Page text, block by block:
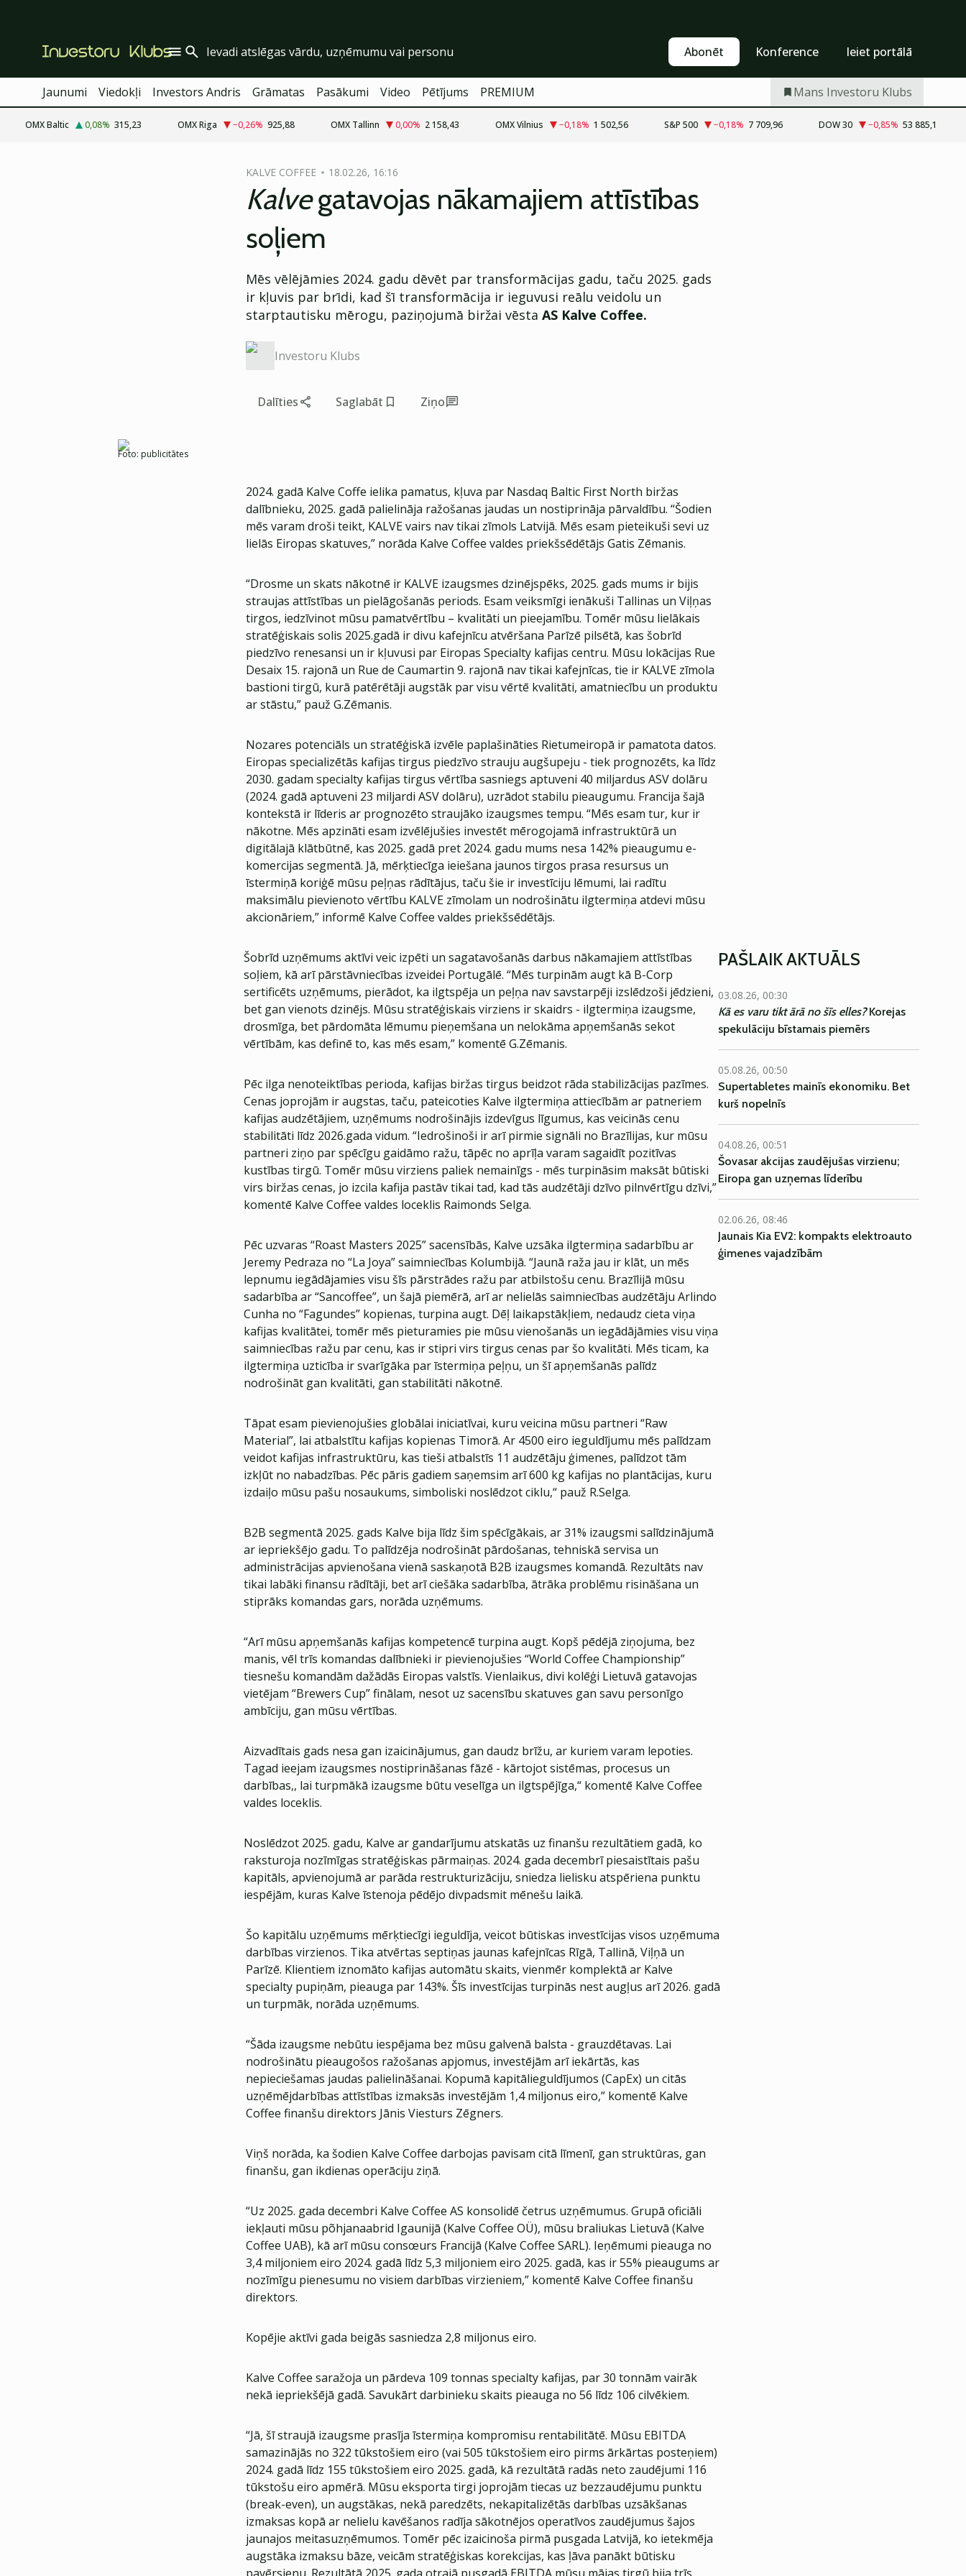
Abonēt Konference Ieiet portālā
Jaunumi Viedokļi Investors Andris Grāmatas Pasākumi Video Pētījums PREMIUM Mans Investoru Klubs
OMX Baltic 0,08% 315,23 OMX Riga −0,26% 925,88 OMX Tallinn 0,00% 2 158,43 OMX Vilnius −0,18% 1 502,56 S&P 500 −0,18% 7 709,96 DOW 30 −0,85% 53 885,1
KALVE COFFEE 18.02.26, 16:16
Kalvegatavojas nākamajiem attīstības
soļiem
Mēs vēlējāmies 2024. gadu dēvēt par transformācijas gadu, taču 2025. gads
ir kļuvis par brīdi, kad šī transformācija ir ieguvusi reālu veidolu un
starptautisku mērogu, paziņojumā biržai vēsta AS Kalve Coffee.
Investoru Klubs
Dalīties Saglabāt Ziņo
Foto: publicitātes
2024. gadā Kalve Coffe ielika pamatus, kļuva par Nasdaq Baltic First North biržas
dalībnieku, 2025. gadā palielināja ražošanas jaudas un nostiprināja pārvaldību. “Šodien
mēs varam droši teikt, KALVE vairs nav tikai zīmols Latvijā. Mēs esam pieteikuši sevi uz
lielās Eiropas skatuves,” norāda Kalve Coffee valdes priekšsēdētājs Gatis Zēmanis.
“Drosme un skats nākotnē ir KALVE izaugsmes dzinējspēks, 2025. gads mums ir bijis
straujas attīstības un pielāgošanās periods. Esam veiksmīgi ienākuši Tallinas un Viļņas
tirgos, iedzīvinot mūsu pamatvērtību – kvalitāti un pieejamību. Tomēr mūsu lielākais
stratēģiskais solis 2025.gadā ir divu kafejnīcu atvēršana Parīzē pilsētā, kas šobrīd
piedzīvo renesansi un ir kļuvusi par Eiropas Specialty kafijas centru. Mūsu lokācijas Rue
Desaix 15. rajonā un Rue de Caumartin 9. rajonā nav tikai kafejnīcas, tie ir KALVE zīmola
bastioni tirgū, kurā patērētāji augstāk par visu vērtē kvalitāti, amatniecību un produktu
ar stāstu,” pauž G.Zēmanis.
Nozares potenciāls un stratēģiskā izvēle paplašināties Rietumeiropā ir pamatota datos.
Eiropas specializētās kafijas tirgus piedzīvo strauju augšupeju - tiek prognozēts, ka līdz
2030. gadam specialty kafijas tirgus vērtība sasniegs aptuveni 40 miljardus ASV dolāru
(2024. gadā aptuveni 23 miljardi ASV dolāru), uzrādot stabilu pieaugumu. Francija šajā
kontekstā ir līderis ar prognozēto straujāko izaugsmes tempu. “Mēs esam tur, kur ir
nākotne. Mēs apzināti esam izvēlējušies investēt mērogojamā infrastruktūrā un
digitālajā klātbūtnē, kas 2025. gadā pret 2024. gadu mums nesa 142% pieaugumu e-
komercijas segmentā. Jā, mērķtiecīga ieiešana jaunos tirgos prasa resursus un
īstermiņā koriģē mūsu peļņas rādītājus, taču šie ir investīciju lēmumi, lai radītu
maksimālu pievienoto vērtību KALVE zīmolam un nodrošinātu ilgtermiņa atdevi mūsu
akcionāriem,” informē Kalve Coffee valdes priekšsēdētājs.
Šobrīd uzņēmums aktīvi veic izpēti un sagatavošanās darbus nākamajiem attīstības
soļiem, kā arī pārstāvniecības izveidei Portugālē. “Mēs turpinām augt kā B-Corp
sertificēts uzņēmums, pierādot, ka ilgtspēja un peļņa nav savstarpēji izslēdzoši jēdzieni,
bet gan vienots dzinējs. Mūsu stratēģiskais virziens ir skaidrs - ilgtermiņa izaugsme,
drosmīga, bet pārdomāta lēmumu pieņemšana un nelokāma apņemšanās sekot
vērtībām, kas definē to, kas mēs esam,” komentē G.Zēmanis.
Pēc ilga nenoteiktības perioda, kafijas biržas tirgus beidzot rāda stabilizācijas pazīmes.
Cenas joprojām ir augstas, taču, pateicoties Kalve ilgtermiņa attiecībām ar patneriem
kafijas audzētājiem, uzņēmums nodrošinājis izdevīgus līgumus, kas veicinās cenu
stabilitāti līdz 2026.gada vidum. “Iedrošinoši ir arī pirmie signāli no Brazīlijas, kur mūsu
partneri ziņo par spēcīgu gaidāmo ražu, tāpēc no aprīļa varam sagaidīt pozitīvas
kustības tirgū. Tomēr mūsu virziens paliek nemainīgs - mēs turpināsim maksāt būtiski
virs biržas cenas, jo izcila kafija pastāv tikai tad, kad tās audzētāji dzīvo pilnvērtīgu dzīvi,”
komentē Kalve Coffee valdes loceklis Raimonds Selga.
Pēc uzvaras “Roast Masters 2025” sacensībās, Kalve uzsāka ilgtermiņa sadarbību ar
Jeremy Pedraza no “La Joya” saimniecības Kolumbijā. “Jaunā raža jau ir klāt, un mēs
lepnumu iegādājamies visu šīs pārstrādes ražu par atbilstošu cenu. Brazīlijā mūsu
sadarbība ar “Sancoffee”, un šajā piemērā, arī ar nelielās saimniecības audzētāju Arlindo
Cunha no “Fagundes” kopienas, turpina augt. Dēļ laikapstākļiem, nedaudz cieta viņa
kafijas kvalitātei, tomēr mēs pieturamies pie mūsu vienošanās un iegādājāmies visu viņa
saimniecības ražu par cenu, kas ir stipri virs tirgus cenas par šo kvalitāti. Mēs ticam, ka
ilgtermiņa uzticība ir svarīgāka par īstermiņa peļņu, un šī apņemšanās palīdz
nodrošināt gan kvalitāti, gan stabilitāti nākotnē.
Tāpat esam pievienojušies globālai iniciatīvai, kuru veicina mūsu partneri “Raw
Material”, lai atbalstītu kafijas kopienas Timorā. Ar 4500 eiro ieguldījumu mēs palīdzam
veidot kafijas infrastruktūru, kas tieši atbalstīs 11 audzētāju ģimenes, palīdzot tām
izkļūt no nabadzības. Pēc pāris gadiem saņemsim arī 600 kg kafijas no plantācijas, kuru
izdaiļo mūsu pašu nosaukums, simboliski noslēdzot ciklu,“ pauž R.Selga.
B2B segmentā 2025. gads Kalve bija līdz šim spēcīgākais, ar 31% izaugsmi salīdzinājumā
ar iepriekšējo gadu. To palīdzēja nodrošināt pārdošanas, tehniskā servisa un
administrācijas apvienošana vienā saskaņotā B2B izaugsmes komandā. Rezultāts nav
tikai labāki finansu rādītāji, bet arī ciešāka sadarbība, ātrāka problēmu risināšana un
stiprāks komandas gars, norāda uzņēmums.
“Arī mūsu apņemšanās kafijas kompetencē turpina augt. Kopš pēdējā ziņojuma, bez
manis, vēl trīs komandas dalībnieki ir pievienojušies “World Coffee Championship”
tiesnešu komandām dažādās Eiropas valstīs. Vienlaikus, divi kolēģi Lietuvā gatavojas
vietējam “Brewers Cup” finālam, nesot uz sacensību skatuves gan savu personīgo
ambīciju, gan mūsu vērtības.
Aizvadītais gads nesa gan izaicinājumus, gan daudz brīžu, ar kuriem varam lepoties.
Tagad ieejam izaugsmes nostiprināšanas fāzē - kārtojot sistēmas, procesus un
darbības,, lai turpmākā izaugsme būtu veselīga un ilgtspējīga,“ komentē Kalve Coffee
valdes loceklis.
Noslēdzot 2025. gadu, Kalve ar gandarījumu atskatās uz finanšu rezultātiem gadā, ko
raksturoja nozīmīgas stratēģiskas pārmaiņas. 2024. gada decembrī piesaistītais pašu
kapitāls, apvienojumā ar parāda restrukturizāciju, sniedza lielisku atspēriena punktu
iespējām, kuras Kalve īstenoja pēdējo divpadsmit mēnešu laikā.
PAŠLAIK AKTUĀLS
03.08.26, 00:30
Kā es varu tikt ārā no šīs elles?Korejas
spekulāciju bīstamais piemērs
05.08.26, 00:50
Supertabletes mainīs ekonomiku. Bet
kurš nopelnīs
04.08.26, 00:51
Šovasar akcijas zaudējušas virzienu;
Eiropa gan uzņemas līderību
02.06.26, 08:46
Jaunais Kia EV2: kompakts elektroauto
ģimenes vajadzībām
Šo kapitālu uzņēmums mērķtiecīgi ieguldīja, veicot būtiskas investīcijas visos uzņēmuma
darbības virzienos. Tika atvērtas septiņas jaunas kafejnīcas Rīgā, Tallinā, Viļņā un
Parīzē. Klientiem iznomāto kafijas automātu skaits, vienmēr komplektā ar Kalve
specialty pupiņām, pieauga par 143%. Šīs investīcijas turpinās nest augļus arī 2026. gadā
un turpmāk, norāda uzņēmums.
“Šāda izaugsme nebūtu iespējama bez mūsu galvenā balsta - grauzdētavas. Lai
nodrošinātu pieaugošos ražošanas apjomus, investējām arī iekārtās, kas
nepieciešamas jaudas palielināšanai. Kopumā kapitālieguldījumos (CapEx) un citās
uzņēmējdarbības attīstības izmaksās investējām 1,4 miljonus eiro,” komentē Kalve
Coffee finanšu direktors Jānis Viesturs Zēgners.
Viņš norāda, ka šodien Kalve Coffee darbojas pavisam citā līmenī, gan struktūras, gan
finanšu, gan ikdienas operāciju ziņā.
“Uz 2025. gada decembri Kalve Coffee AS konsolidē četrus uzņēmumus. Grupā oficiāli
iekļauti mūsu põhjanaabrid Igaunijā (Kalve Coffee OÜ), mūsu braliukas Lietuvā (Kalve
Coffee UAB), kā arī mūsu consœurs Francijā (Kalve Coffee SARL). Ieņēmumi pieauga no
3,4 miljoniem eiro 2024. gadā līdz 5,3 miljoniem eiro 2025. gadā, kas ir 55% pieaugums ar
nozīmīgu pienesumu no visiem darbības virzieniem,” komentē Kalve Coffee finanšu
direktors.
Kopējie aktīvi gada beigās sasniedza 2,8 miljonus eiro.
Kalve Coffee saražoja un pārdeva 109 tonnas specialty kafijas, par 30 tonnām vairāk
nekā iepriekšējā gadā. Savukārt darbinieku skaits pieauga no 56 līdz 106 cilvēkiem.
“Jā, šī straujā izaugsme prasīja īstermiņa kompromisu rentabilitātē. Mūsu EBITDA
samazinājās no 322 tūkstošiem eiro (vai 505 tūkstošiem eiro pirms ārkārtas posteņiem)
2024. gadā līdz 155 tūkstošiem eiro 2025. gadā, kā rezultātā radās neto zaudējumi 116
tūkstošu eiro apmērā. Mūsu eksporta tirgi joprojām tiecas uz bezzaudējumu punktu
(break-even), un augstākas, nekā paredzēts, nekapitalizētās darbības uzsākšanas
izmaksas kopā ar nelielu kavēšanos radīja sākotnējos operatīvos zaudējumus šajos
jaunajos meitasuzņēmumos. Tomēr pēc izaicinoša pirmā pusgada Latvijā, ko ietekmēja
augstāka izmaksu bāze, veicām stratēģiskas korekcijas, kas ļāva panākt būtisku